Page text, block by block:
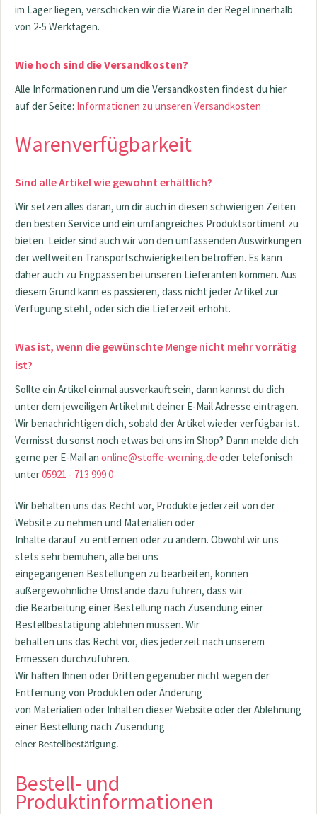
im Lager liegen, verschicken wir die Ware in der Regel innerhalb
von 2-5 Werktagen.
Wie hoch sind die Versandkosten?
Alle Informationen rund um die Versandkosten findest du hier
auf der Seite: Informationen zu unseren Versandkosten
Warenverfügbarkeit
Sind alle Artikel wie gewohnt erhältlich?
Wir setzen alles daran, um dir auch in diesen schwierigen Zeiten
den besten Service und ein umfangreiches Produktsortiment zu
bieten. Leider sind auch wir von den umfassenden Auswirkungen
der weltweiten Transportschwierigkeiten betroffen. Es kann
daher auch zu Engpässen bei unseren Lieferanten kommen. Aus
diesem Grund kann es passieren, dass nicht jeder Artikel zur
Verfügung steht, oder sich die Lieferzeit erhöht.
Was ist, wenn die gewünschte Menge nicht mehr vorrätig
ist?
Sollte ein Artikel einmal ausverkauft sein, dann kannst du dich
unter dem jeweiligen Artikel mit deiner E-Mail Adresse eintragen.
Wir benachrichtigen dich, sobald der Artikel wieder verfügbar ist.
Vermisst du sonst noch etwas bei uns im Shop? Dann melde dich
gerne per E-Mail an online@stoffe-werning.de oder telefonisch
unter05921 - 713 999 0
Wir behalten uns das Recht vor, Produkte jederzeit von der
Website zu nehmen und Materialien oder
Inhalte darauf zu entfernen oder zu ändern. Obwohl wir uns
stets sehr bemühen, alle bei uns
eingegangenen Bestellungen zu bearbeiten, können
außergewöhnliche Umstände dazu führen, dass wir
die Bearbeitung einer Bestellung nach Zusendung einer
Bestellbestätigung ablehnen müssen. Wir
behalten uns das Recht vor, dies jederzeit nach unserem
Ermessen durchzuführen.
Wir haften Ihnen oder Dritten gegenüber nicht wegen der
Entfernung von Produkten oder Änderung
von Materialien oder Inhalten dieser Website oder der Ablehnung
einer Bestellung nach Zusendung
einer Bestellbestätigung.
Bestell- und
Produktinformationen